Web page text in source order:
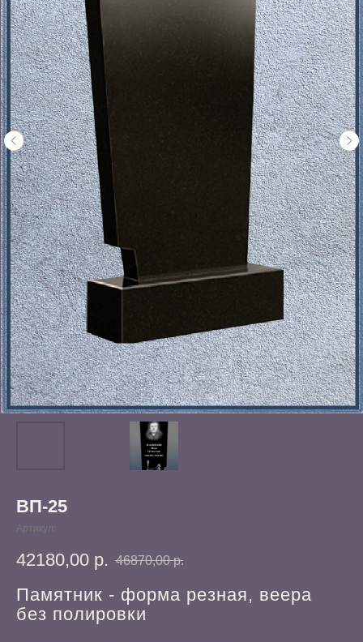
ВП-25
Артикул:
42180,00 р. 46870,00 р.
Памятник - форма резная, веера
без полировки